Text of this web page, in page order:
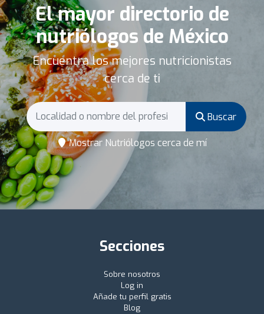
El mayor directorio de
nutriólogos de México
Encuentra los mejores nutricionistas
cerca de ti
Buscar
Mostrar Nutriólogos cerca de mí
Secciones
Sobre nosotros
Log in
Añade tu perfil gratis
Blog